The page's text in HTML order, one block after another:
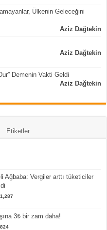
Ülkenin Geleceğini
Aziz Dağtekin
Aziz Dağtekin
Demenin Vakti Geldi
Aziz Dağtekin
Etiketler
Ağbaba: Vergiler arttı tüketiciler
3₺ bir zam daha!